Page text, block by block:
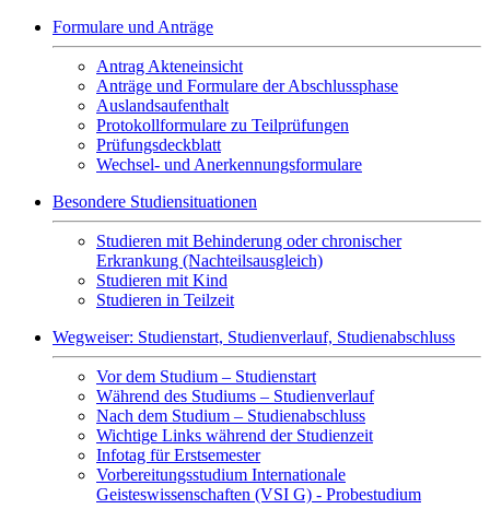
Formulare und Anträge
Antrag Akteneinsicht
Anträge und Formulare der Abschlussphase
Auslandsaufenthalt
Protokollformulare zu Teilprüfungen
Prüfungsdeckblatt
Wechsel- und Anerkennungsformulare
Besondere Studiensituationen
Studieren mit Behinderung oder chronischer
Erkrankung (Nachteilsausgleich)
Studieren mit Kind
Studieren in Teilzeit
Wegweiser: Studienstart, Studienverlauf, Studienabschluss
Vor dem Studium – Studienstart
Während des Studiums – Studienverlauf
Nach dem Studium – Studienabschluss
Wichtige Links während der Studienzeit
Infotag für Erstsemester
Vorbereitungsstudium Internationale
Geisteswissenschaften (VSI G) - Probestudium